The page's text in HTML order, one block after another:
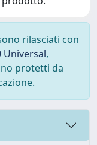
rilasciati con
Universal,
protetti da